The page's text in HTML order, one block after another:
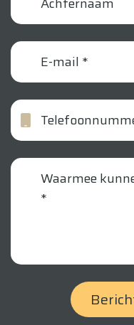
email
telefoonnummer
vraag